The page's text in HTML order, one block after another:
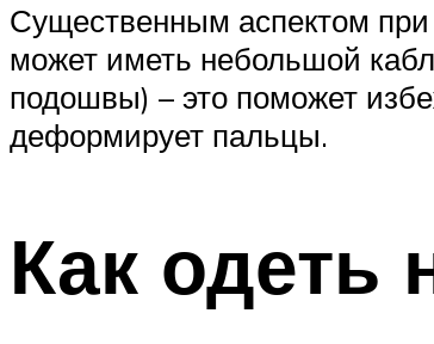
Существенным аспектом при
может иметь небольшой
подошвы) – это поможет
деформирует пальцы.
Как одеть